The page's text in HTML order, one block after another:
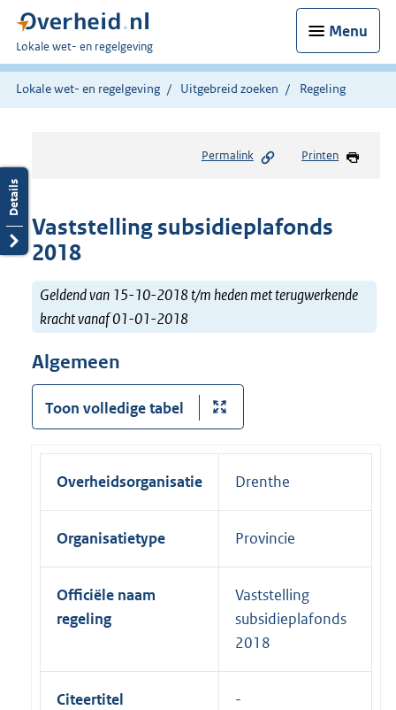
Menu
U
bent
hier:
Lokale wet- en regelgeving
Lokale wet- en regelgeving Uitgebreid zoeken Regeling
Permalink Printen
Vaststelling subsidieplafonds
2018
Geldend van 15-10-2018 t/m heden met terugwerkende
kracht vanaf 01-01-2018
Algemeen
Toon volledige tabel
Overheidsorganisatie Drenthe
Organisatietype Provincie
Officiële naam
regeling
Vaststelling
subsidieplafonds
2018
Citeertitel